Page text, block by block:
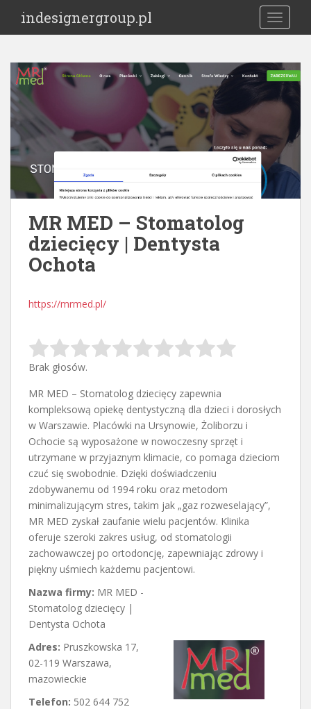
i
indesignergroup.pl
MR MED – Stomatolog
dziecięcy | Dentysta
Ochota
https://mrmed.pl/
Brak głosów.
MR MED – Stomatolog dziecięcy zapewnia
kompleksową opiekę dentystyczną dla dzieci i dorosłych
w Warszawie. Placówki na Ursynowie, Żoliborzu i
Ochocie są wyposażone w nowoczesny sprzęt i
utrzymane w przyjaznym klimacie, co pomaga dzieciom
czuć się swobodnie. Dzięki doświadczeniu
zdobywanemu od 1994 roku oraz metodom
minimalizującym stres, takim jak „gaz rozweselający”,
MR MED zyskał zaufanie wielu pacjentów. Klinika
oferuje szeroki zakres usług, od stomatologii
zachowawczej po ortodoncję, zapewniając zdrowy i
piękny uśmiech każdemu pacjentowi.
Nazwa firmy: MR MED -
Stomatolog dziecięcy |
Dentysta Ochota
Adres: Pruszkowska 17,
02-119 Warszawa,
mazowieckie
Telefon: 502 644 752